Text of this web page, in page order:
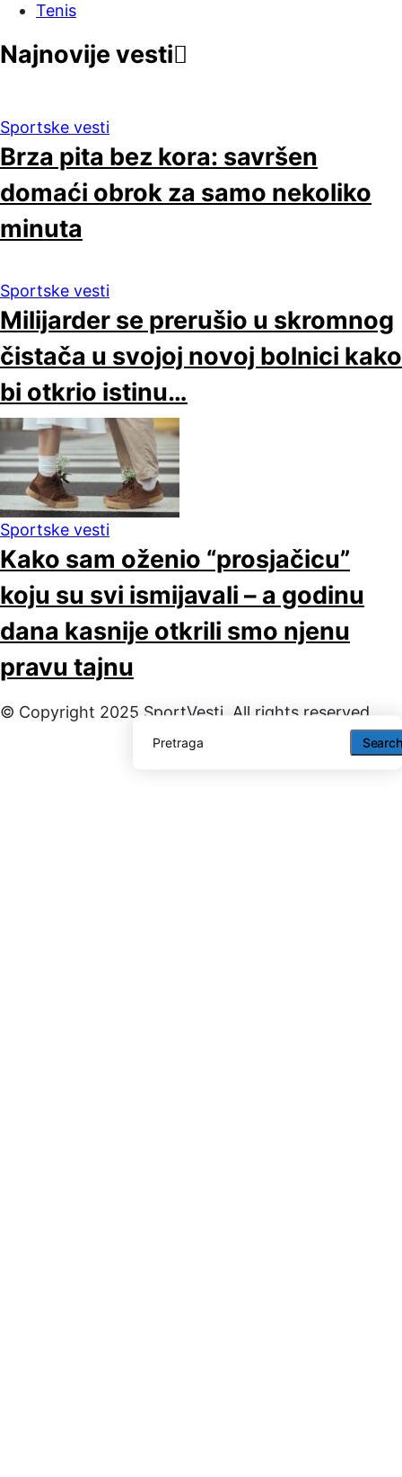
Search
Search
Tenis
Najnovije vesti
Sportske vesti
Brza pita bez kora: savršen
domaći obrok za samo nekoliko
minuta
Sportske vesti
Milijarder se prerušio u skromnog
čistača u svojoj novoj bolnici kako
bi otkrio istinu…
Sportske vesti
Kako sam oženio “prosjačicu”
koju su svi ismijavali – a godinu
dana kasnije otkrili smo njenu
pravu tajnu
© Copyright 2025 SportVesti. All rights reserved